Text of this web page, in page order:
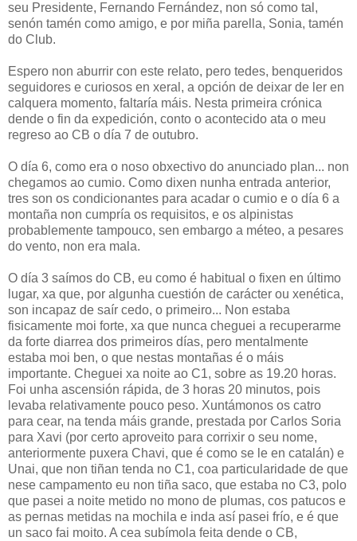
seu Presidente, Fernando Fernández, non só como tal,
senón tamén como amigo, e por miña parella, Sonia, tamén
do Club.
Espero non aburrir con este relato, pero tedes, benqueridos
seguidores e curiosos en xeral, a opción de deixar de ler en
calquera momento, faltaría máis. Nesta primeira crónica
dende o fin da expedición, conto o acontecido ata o meu
regreso ao CB o día 7 de outubro.
O día 6, como era o noso obxectivo do anunciado plan... non
chegamos ao cumio. Como dixen nunha entrada anterior,
tres son os condicionantes para acadar o cumio e o día 6 a
montaña non cumpría os requisitos, e os alpinistas
probablemente tampouco, sen embargo a méteo, a pesares
do vento, non era mala.
O día 3 saímos do CB, eu como é habitual o fixen en último
lugar, xa que, por algunha cuestión de carácter ou xenética,
son incapaz de saír cedo, o primeiro... Non estaba
fisicamente moi forte, xa que nunca cheguei a recuperarme
da forte diarrea dos primeiros días, pero mentalmente
estaba moi ben, o que nestas montañas é o máis
importante. Cheguei xa noite ao C1, sobre as 19.20 horas.
Foi unha ascensión rápida, de 3 horas 20 minutos, pois
levaba relativamente pouco peso. Xuntámonos os catro
para cear, na tenda máis grande, prestada por Carlos Soria
para Xavi (por certo aproveito para corrixir o seu nome,
anteriormente puxera Chavi, que é como se le en catalán) e
Unai, que non tiñan tenda no C1, coa particularidade de que
nese campamento eu non tiña saco, que estaba no C3, polo
que pasei a noite metido no mono de plumas, cos patucos e
as pernas metidas na mochila e inda así pasei frío, e é que
un saco fai moito. A cea subímola feita dende o CB,